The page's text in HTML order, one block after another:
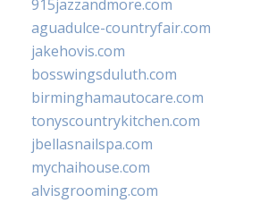
915jazzandmore.com
aguadulce-countryfair.com
jakehovis.com
bosswingsduluth.com
birminghamautocare.com
tonyscountrykitchen.com
jbellasnailspa.com
mychaihouse.com
alvisgrooming.com